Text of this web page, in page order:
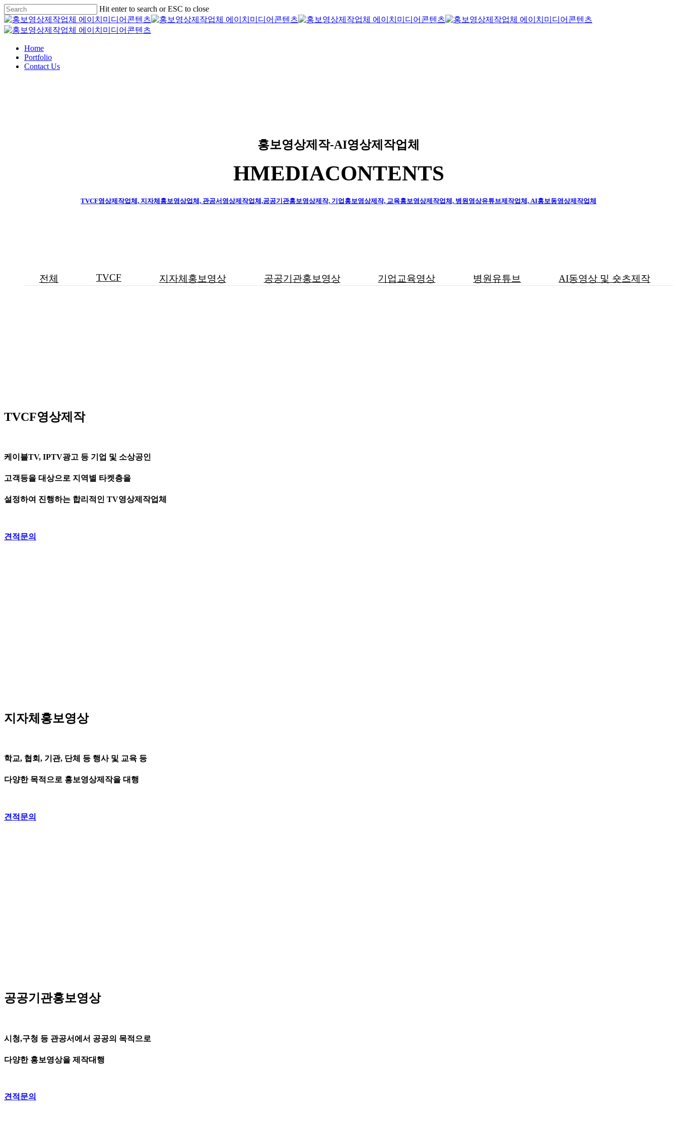
Skip
to
main
content
Hit enter to search or ESC to close
Close
Search
Menu
Home
Portfolio
Contact Us
홍보영상제작-AI영상제작업체
HMEDIACONTENTS
TVCF영상제작업체, 지자체홍보영상업체, 관공서영상제작업체,공공기관홍보영상제작, 기업홍보영상제작, 교육홍보영상제작업체, 병원영상유튜브제작업체, AI홍보동영상제작업체
전체 TVCF 지자체홍보영상 공공기관홍보영상 기업교육영상 병원유튜브 AI동영상 및 숏츠제작
TVCF영상제작
케이블TV, IPTV광고 등 기업 및 소상공인
고객등을 대상으로 지역별 타켓층을
설정하여 진행하는 합리적인 TV영상제작업체
견적문의
지자체홍보영상
학교, 협회, 기관, 단체 등 행사 및 교육 등
다양한 목적으로 홍보영상제작을 대행
견적문의
공공기관홍보영상
시청,구청 등 관공서에서 공공의 목적으로
다양한 홍보영상을 제작대행
견적문의